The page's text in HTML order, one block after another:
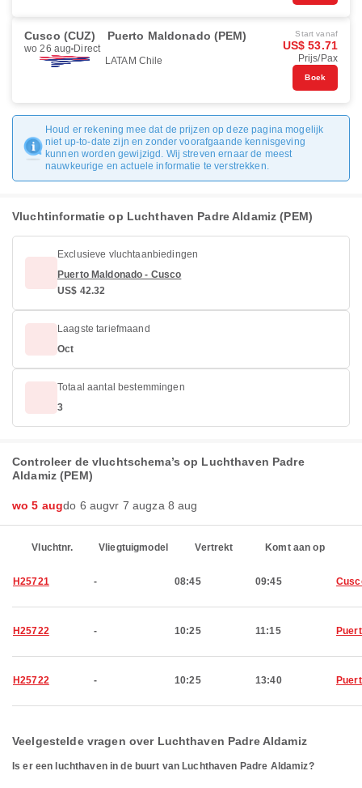
Cusco (CUZ) Puerto Maldonado (PEM)
wo 26 aug Direct
LATAM Chile
Start vanaf
US$ 53.71
Prijs/Pax
Boek
Houd er rekening mee dat de prijzen op deze pagina mogelijk
niet up-to-date zijn en zonder voorafgaande kennisgeving
kunnen worden gewijzigd. Wij streven ernaar de meest
nauwkeurige en actuele informatie te verstrekken.
Vluchtinformatie op Luchthaven Padre Aldamiz (PEM)
Exclusieve vluchtaanbiedingen
Puerto Maldonado - Cusco
US$ 42.32
Laagste tariefmaand
Oct
Totaal aantal bestemmingen
3
Controleer de vluchtschema’s op Luchthaven Padre
Aldamiz (PEM)
wo 5 augdo 6 augvr 7 augza 8 aug
Vluchtnr. Vliegtuigmodel Vertrekt Komt aan op
H25721 - 08:45 09:45
H25722 - 10:25 11:15
H25722 - 10:25 13:40
Veelgestelde vragen over Luchthaven Padre Aldamiz
Is er een luchthaven in de buurt van Luchthaven Padre Aldamiz?